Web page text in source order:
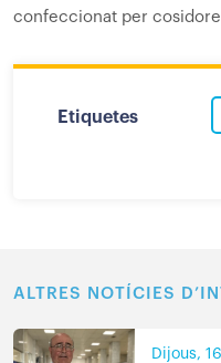
confeccionat per
Etiquetes
ALTRES NOTÍCIES
Dijous,